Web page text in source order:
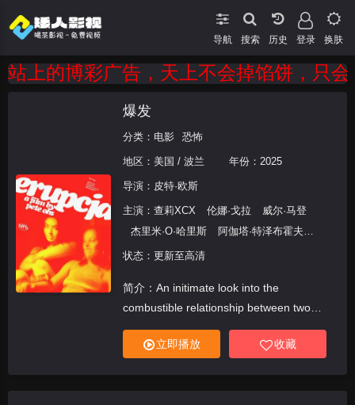
导航 搜索 登录 换肤
上的博彩广告，天上不会掉馅饼，只
爆发
分类： 电影 恐怖
地区： 美国 / 波兰 年份： 2025
导演： 皮特·欧斯
主演： 查莉XCX 伦娜·戈拉
威尔·马登
杰里米·O·哈里斯
阿伽塔·特泽布霍夫斯
卡
Maja Michnacka
Kolbasko
Aleksander Lipski-Reinstein
Jakub Galecki
Mirra Prudowska
Grzegorz Pluciennik
Bartlomiej Palubicki
状态：更新至高清
简介：An initimate look into the
combustible relationship between two
women in Warsaw; one Polish, the other a
tourist.立即播放 收藏